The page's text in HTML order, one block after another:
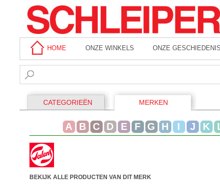
HOME ONZE WINKELS ONZE
CATEGORIEËN MERKEN
A B C D E F G H I J K
BEKIJK ALLE PRODUCTEN VAN DIT MERK